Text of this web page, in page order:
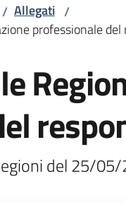
/ Allegati /
professionale
del 25/